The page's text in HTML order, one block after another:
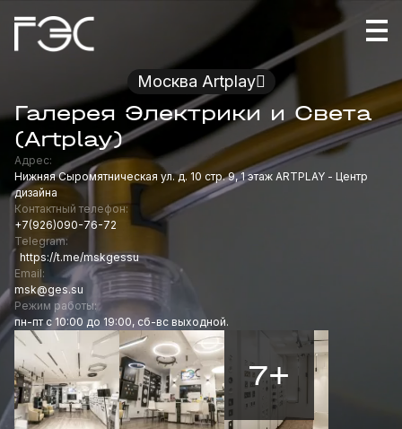
Москва Artplay
Галерея Электрики и Света
(Artplay)
Адрес:
Нижняя Сыромятническая ул. д. 10 стр. 9, 1 этаж ARTPLAY - Центр
дизайна
Контактный телефон:
+7(926)090-76-72
Telegram:
https://t.me/mskgessu
Email:
msk@ges.su
Режим работы:
пн-пт с 10:00 до 19:00, сб-вс выходной.
7+